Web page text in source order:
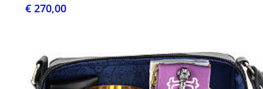
€ 270,00